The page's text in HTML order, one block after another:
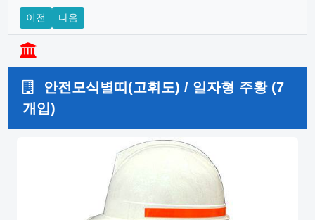
이전 다음
안전모식별띠(고휘도) / 일자형 주황 (7
개입)